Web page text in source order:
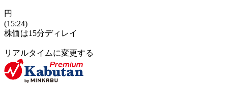
円
(15:24)
株価は15分ディレイ
リアルタイムに変更する